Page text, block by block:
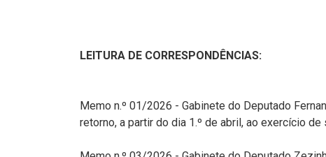
LEITURA DE CORRESPONDÊNCIAS:
Memo n.º 01/2026 - Gabinete do Deputado
retorno, a partir do dia 1.º de abril, ao exercício